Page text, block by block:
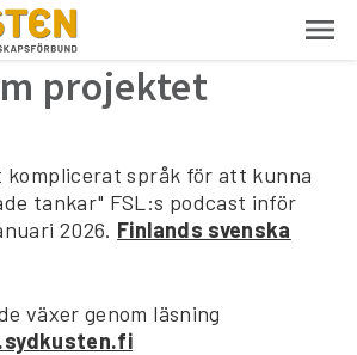
projektet
komplicerat språk för att kunna
tankar" FSL:s podcast inför
2026. Finlands svenska
växer genom läsning